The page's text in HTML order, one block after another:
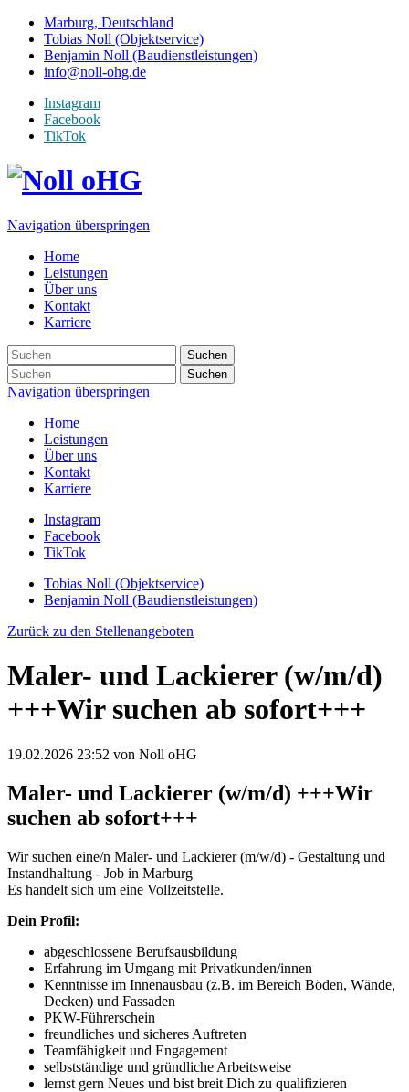
Marburg, Deutschland
Tobias Noll (Objektservice)
Benjamin Noll (Baudienstleistungen)
info@noll-ohg.de
Instagram
Facebook
TikTok
Navigation überspringen
Home
Leistungen
Über uns
Kontakt
Karriere
Suchen
Suchen
Navigation überspringen
Home
Leistungen
Über uns
Kontakt
Karriere
Instagram
Facebook
TikTok
Tobias Noll (Objektservice)
Benjamin Noll (Baudienstleistungen)
Zurück zu den Stellenangeboten
Maler- und Lackierer (w/m/d)
+++Wir suchen ab sofort+++
19.02.2026 23:52 von Noll oHG
Maler- und Lackierer (w/m/d) +++Wir
suchen ab sofort+++
Wir suchen eine/n Maler- und Lackierer (m/w/d) - Gestaltung und
Instandhaltung - Job in Marburg
Es handelt sich um eine Vollzeitstelle.
Dein Profil:
abgeschlossene Berufsausbildung
Erfahrung im Umgang mit Privatkunden/innen
Kenntnisse im Innenausbau (z.B. im Bereich Böden, Wände,
Decken) und Fassaden
PKW-Führerschein
freundliches und sicheres Auftreten
Teamfähigkeit und Engagement
selbstständige und gründliche Arbeitsweise
lernst gern Neues und bist breit Dich zu qualifizieren